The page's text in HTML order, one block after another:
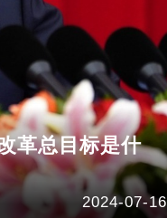
革总目标是什
2024-07-16